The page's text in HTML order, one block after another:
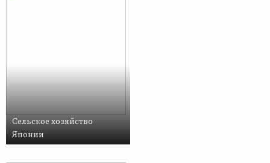
Сельское хозяйство
Японии